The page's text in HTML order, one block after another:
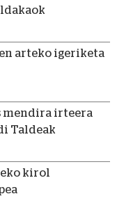
arteko igeriketa
mendira irteera
Taldeak
kirol